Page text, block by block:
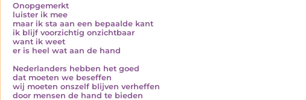
Onopgemerkt
luister ik mee
maar ik sta aan een bepaalde kant
ik blijf voorzichtig onzichtbaar
want ik weet
er is heel wat aan de hand
Nederlanders hebben het goed
dat moeten we beseffen
wij moeten onszelf blijven verheffen
door mensen de hand te bieden